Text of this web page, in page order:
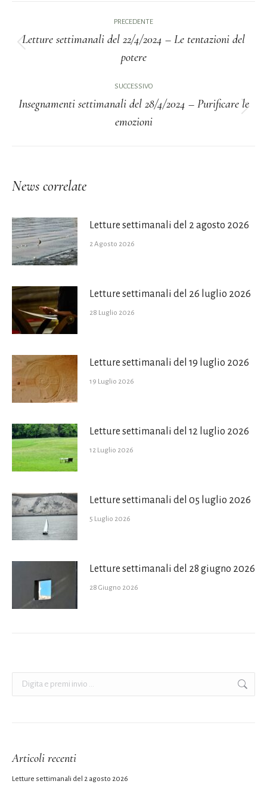
tra
PRECEDENTE
Letture settimanali del 22/4/2024 – Le tentazioni del
potere
SUCCESSIVO
Prossimo
Insegnamenti settimanali del 28/4/2024 – Purificare le
emozioni
News correlate
Letture settimanali del 2 agosto 2026
2 Agosto 2026
Letture settimanali del 26 luglio 2026
28 Luglio 2026
Letture settimanali del 19 luglio 2026
19 Luglio 2026
Letture settimanali del 12 luglio 2026
12 Luglio 2026
Letture settimanali del 05 luglio 2026
5 Luglio 2026
Letture settimanali del 28 giugno 2026
28 Giugno 2026
Articoli recenti
Letture settimanali del 2 agosto 2026